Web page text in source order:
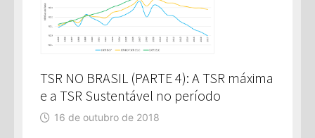
TSR NO BRASIL (PARTE 4): A TSR máxima
e a TSR Sustentável no período
16 de outubro de 2018